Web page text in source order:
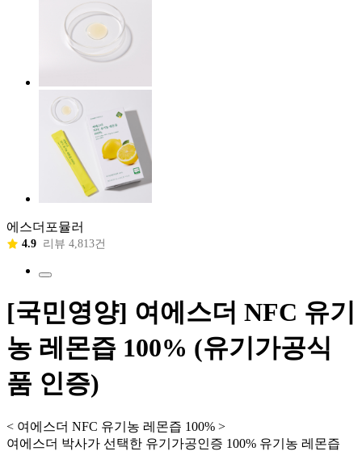
에스더포뮬러
4.9 리뷰 4,813건
[국민영양] 여에스더 NFC 유기
농 레몬즙 100% (유기가공식
품 인증)
< 여에스더 NFC 유기농 레몬즙 100% >
여에스더 박사가 선택한 유기가공인증 100% 유기농 레몬즙